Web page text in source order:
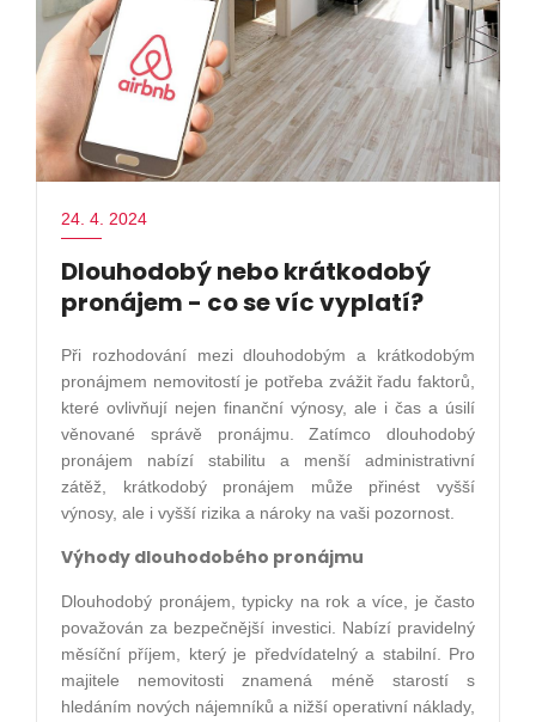
24. 4. 2024
Dlouhodobý nebo krátkodobý
pronájem - co se víc vyplatí?
Při rozhodování mezi dlouhodobým a krátkodobým
pronájmem nemovitostí je potřeba zvážit řadu faktorů,
které ovlivňují nejen finanční výnosy, ale i čas a úsilí
věnované správě pronájmu. Zatímco dlouhodobý
pronájem nabízí stabilitu a menší administrativní
zátěž, krátkodobý pronájem může přinést vyšší
výnosy, ale i vyšší rizika a nároky na vaši pozornost.
Výhody dlouhodobého pronájmu
Dlouhodobý pronájem, typicky na rok a více, je často
považován za bezpečnější investici. Nabízí pravidelný
měsíční příjem, který je předvídatelný a stabilní. Pro
majitele nemovitosti znamená méně starostí s
hledáním nových nájemníků a nižší operativní náklady,